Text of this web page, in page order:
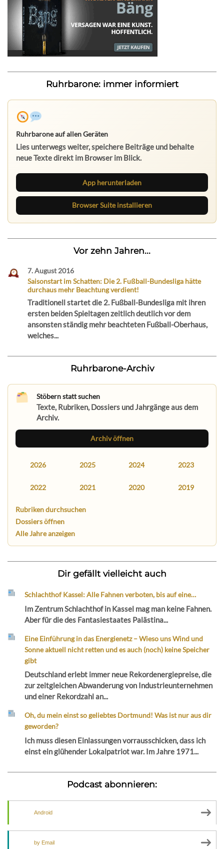
Ruhrbarone: immer informiert
Ruhrbarone auf allen Geräten
Lies unterwegs weiter, speichere Beiträge und behalte
neue Texte direkt im Browser im Blick.
App herunterladen
Browser Suite installieren
Vor zehn Jahren...
7. August 2016
Saisonstart im Schatten: Die 2. Fußball-Bundesliga hätte
durchaus mehr Beachtung verdient!
Traditionell startet die 2. Fußball-Bundesliga mit ihren
ersten beiden Spieltagen zeitlich deutlich vor dem
ansonsten ständig mehr beachteten Fußball-Oberhaus,
welches...
Ruhrbarone-Archiv
Stöbern statt suchen
Texte, Rubriken, Dossiers und Jahrgänge aus dem
Archiv.
Archiv öffnen
2026 2025 2024 2023
2022 2021 2020 2019
Rubriken durchsuchen
Dossiers öffnen
Alle Jahre anzeigen
Dir gefällt vielleicht auch
Schlachthof Kassel: Alle Fahnen verboten, bis auf eine…
Im Zentrum Schlachthof in Kassel mag man keine Fahnen.
Aber für die des Fantasiestaates Palästina...
Eine Einführung in das Energienetz – Wieso uns Wind und
Sonne aktuell nicht retten und es auch (noch) keine Speicher
gibt
Deutschland erlebt immer neue Rekordenergiepreise, die
zur zeitgleichen Abwanderung von Industrieunternehmen
und einer Rekordzahl an...
Oh, du mein einst so geliebtes Dortmund! Was ist nur aus dir
geworden?
Ich muss diesen Einlassungen vorrausschicken, dass ich
einst ein glühender Lokalpatriot war. Im Jahre 1971...
Podcast abonnieren:
Android
by Email